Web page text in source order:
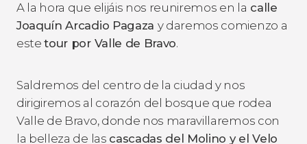
A la hora que elijáis nos reuniremos en la calle
Joaquín Arcadio Pagaza y daremos comienzo a
estetour por Valle de Bravo.
Saldremos del centro de la ciudad y nos
dirigiremos al corazón del bosque que rodea
Valle de Bravo, donde nos maravillaremos con
la belleza de las cascadas del Molino y el Velo